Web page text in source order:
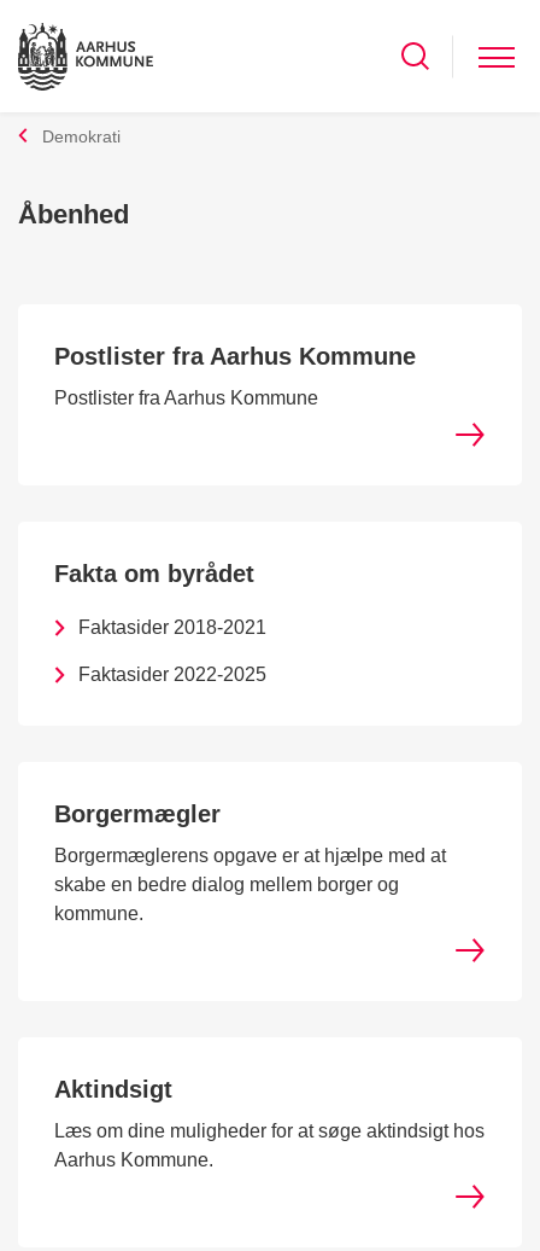
Demokrati
Åbenhed
Postlister fra Aarhus Kommune
Postlister fra Aarhus Kommune
Fakta om byrådet
Faktasider 2018-2021
Faktasider 2022-2025
Borgermægler
Borgermæglerens opgave er at hjælpe med at
skabe en bedre dialog mellem borger og
kommune.
Aktindsigt
Læs om dine muligheder for at søge aktindsigt hos
Aarhus Kommune.